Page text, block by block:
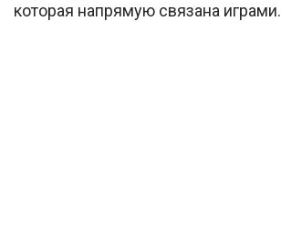
которая напрямую связана играми.